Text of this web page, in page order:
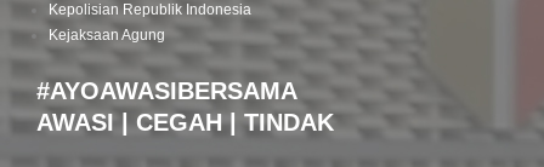
Kepolisian Republik Indonesia
Kejaksaan Agung
#AYOAWASIBERSAMA
AWASI | CEGAH | TINDAK